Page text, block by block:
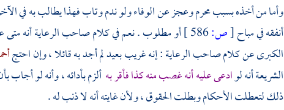
وأما من أخذه بسبب محرم وعجز عن الوفاء ولو ندم وتاب فهذا يطالب به في
أنفقه في مباح[ص:586 ] أو مطلوب . نعم في كلام صاحب الرعاية أنه
الكبرى عن كلام صاحب الرعاية : إنه غريب بعيد لم أجد به قائلا ، وإن احتج
الشريعة أنه لوادعى عليه أنه غصب منه كذا فأقر بهألزم بأدائه ، وأنه لو
ذلك لتعطلت الأحكام وبطلت الحقوق ، ولأن غايته أنه لا ذنب له .